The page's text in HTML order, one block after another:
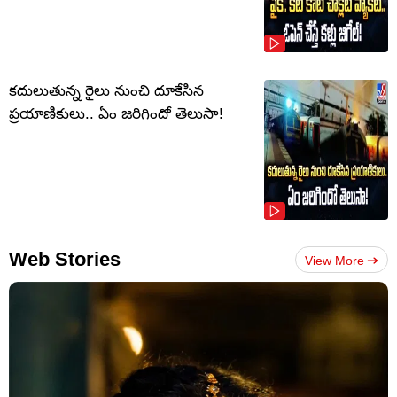
కదులుతున్న రైలు నుంచి దూకేసిన
ప్రయాణికులు.. ఏం జరిగిందో తెలుసా!
Web Stories View More